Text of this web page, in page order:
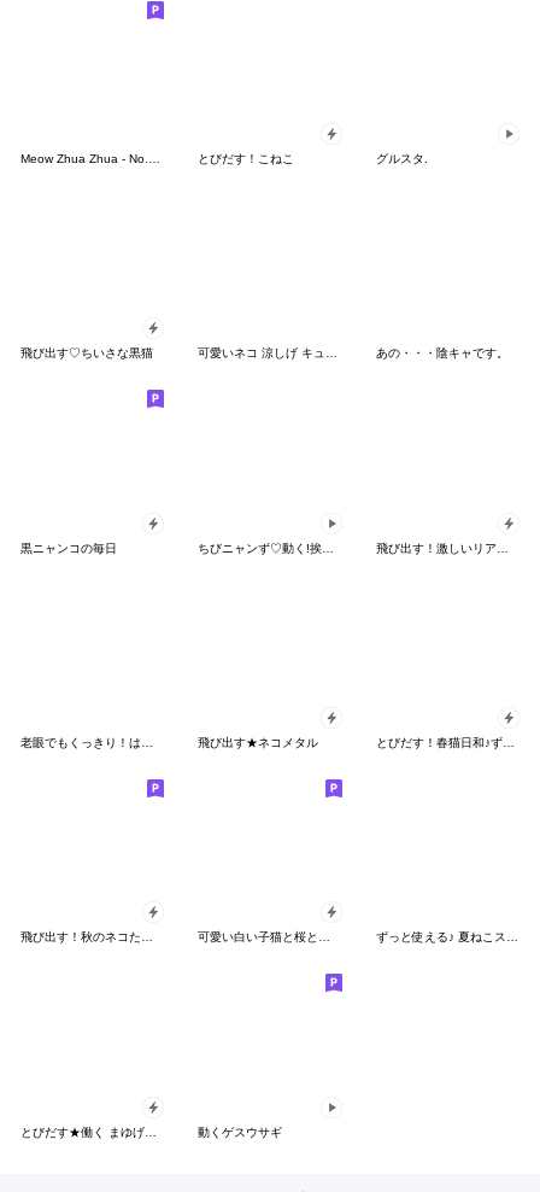
とびだす！こねこ グルスタ.
飛び出す♡ちいさな黒猫 可愛いネコ 涼しげ キュートな麦わら帽 あの・・・陰キャです。
黒ニャンコの毎日
飛び出す★ネコメタル とびだす！春猫日和♪ずっと使える春の挨拶
飛び出す！秋のネコたちにゃんだふる♡ 可愛い白い子猫と桜と苺が飛び出して動く ずっと使える♪ 夏ねこスタンプ
動くゲスウサギ